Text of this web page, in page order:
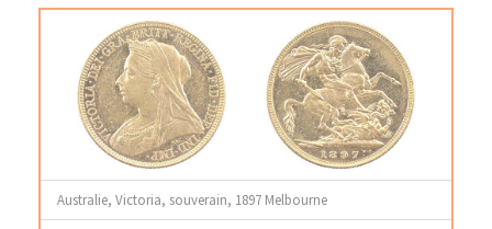
Australie, Victoria, souverain, 1897 Melbourne